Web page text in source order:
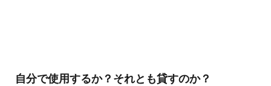
自分で使用するか？それとも貸すのか？